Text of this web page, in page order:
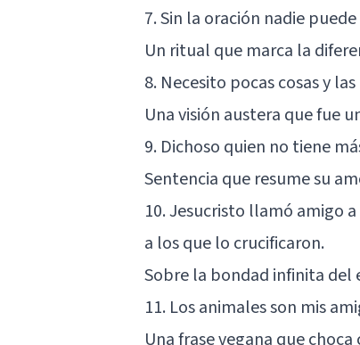
7. Sin la oración nadie
Un ritual que marca la
8. Necesito pocas cosas y
Una visión austera que fue
9. Dichoso quien no tiene
Sentencia que resume su
10. Jesucristo llamó amigo
a los que lo crucificaron.
Sobre la bondad infinita del
11. Los animales son mis
Una frase vegana que